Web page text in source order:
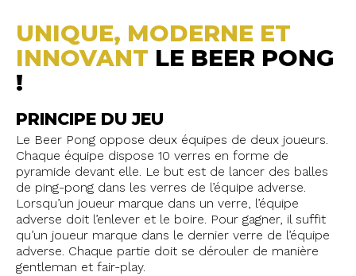
UNIQUE, MODERNE ET
INNOVANT LE BEER PONG
!
PRINCIPE DU JEU
Le Beer Pong oppose deux équipes de deux joueurs.
Chaque équipe dispose 10 verres en forme de
pyramide devant elle. Le but est de lancer des balles
de ping-pong dans les verres de l’équipe adverse.
Lorsqu’un joueur marque dans un verre, l’équipe
adverse doit l’enlever et le boire. Pour gagner, il suffit
qu’un joueur marque dans le dernier verre de l’équipe
adverse. Chaque partie doit se dérouler de manière
gentleman et fair-play.